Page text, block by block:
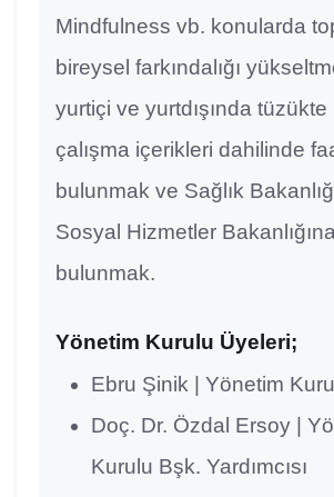
Mindfulness vb. konularda
bireysel farkındalığı
yurtiçi ve yurtdışında tüzükte
çalışma içerikleri dahilinde
bulunmak ve Sağlık
Sosyal Hizmetler
bulunmak.
Yönetim Kurulu Üyeleri;
Ebru Şinik | Yönetim
Doç. Dr. Özdal Ersoy |
Kurulu Bşk. Yardımcısı